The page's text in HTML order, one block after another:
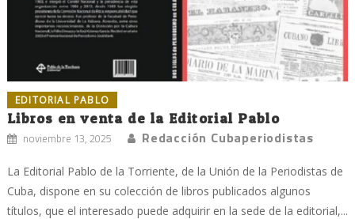
EDITORIAL PABLO
Libros en venta de la Editorial Pablo
noviembre 13, 2025 Redacción Cubaperiodistas
La Editorial Pablo de la Torriente, de la Unión de la Periodistas de
Cuba, dispone en su colección de libros publicados algunos
títulos, que el interesado puede adquirir en la sede de la editorial,...